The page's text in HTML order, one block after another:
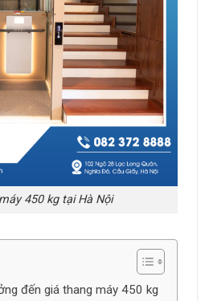
450 kg tại Hà Nội
đến giá thang máy 450 kg